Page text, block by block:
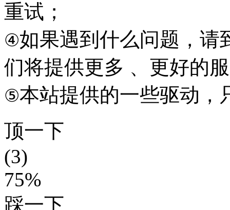
重试；
④如果遇到什么问题，请
们将提供更多 、更好的
⑤本站提供的一些驱动，
顶一下
(3)
75%
踩一下